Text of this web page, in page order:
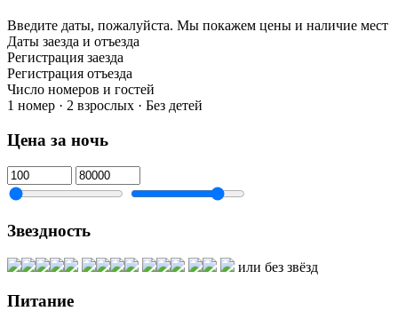
Введите даты, пожалуйста. Мы покажем цены и наличие мест
Даты заезда и отъезда
Регистрация заезда
Регистрация отъезда
Число номеров и гостей
1 номер · 2 взрослых · Без детей
Цена за ночь
Звездность
или без звёзд
Питание